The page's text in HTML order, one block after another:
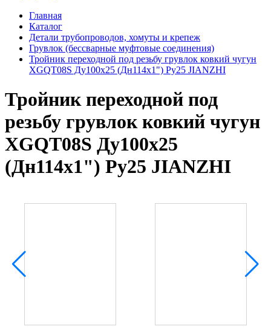
Главная
Каталог
Детали трубопроводов, хомуты и крепеж
Грувлок (бессварные муфтовые соединения)
Тройник переходной под резьбу грувлок ковкий чугун
XGQT08S Ду100х25 (Дн114х1") Ру25 JIANZHI
Тройник переходной под
резьбу грувлок ковкий чугун
XGQT08S Ду100х25
(Дн114х1") Ру25 JIANZHI